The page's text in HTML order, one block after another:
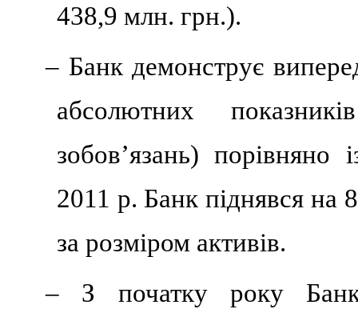
438,9 млн. грн.).
– Банк демонструє
абсолютних
зобов’язань)
2011 р. Банк піднявся на
за розміром активів.
– З початку року